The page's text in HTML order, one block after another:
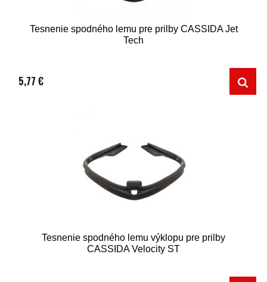
Tesnenie spodného lemu pre prilby CASSIDA Jet
Tech
5,77 €
Tesnenie spodného lemu výklopu pre prilby
CASSIDA Velocity ST